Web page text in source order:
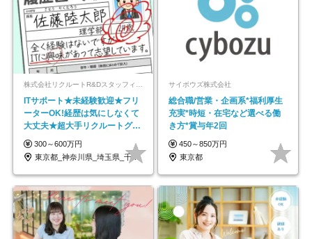
株式会社リクルートR&Dスタッフィング【リクルートグループ】
ITサポート★未経験歓迎★フリ
ーターOK!経歴は気にしなくて
大丈夫★超大手リクルートグル
ープの正社員/sg
300～600万円
東京都_神奈川県_埼玉県_千葉県_大阪府…
サイボウズ株式会社
総合職/営業・企画系*福利厚生
充実*時短・在宅など選べる働
き方*賞与年2回
450～850万円
東京都